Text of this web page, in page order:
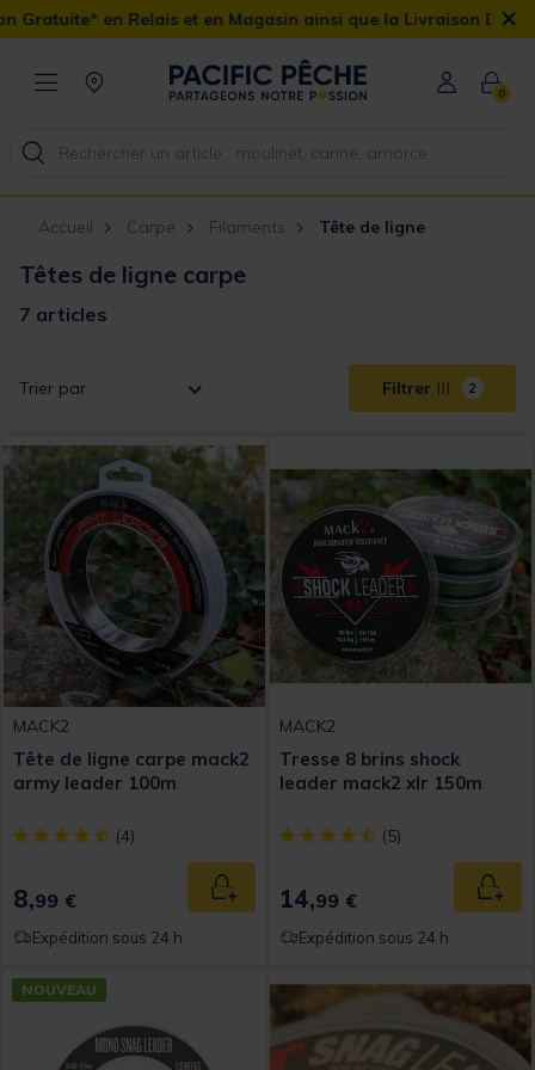
en Relais et en Magasin ainsi que la Livraison Domicile×
0
Accueil Carpe Filaments Tête de ligne
Têtes de ligne carpe
7 articles
Trier par Filtrer 2
MACK2
Tête de ligne carpe mack2
army leader 100m
[object Object] out of 5 Customer Rating
(4)
8,99 € Ajouter au panier
Expédition sous 24 h
MACK2
Tresse 8 brins shock
leader mack2 xlr 150m
[object Object] out of 5
(5)
14,99 €
Expédition sous 24 h
NOUVEAU